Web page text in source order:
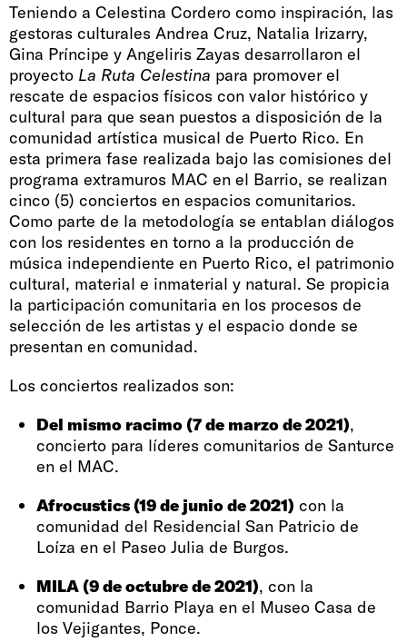
Teniendo a Celestina Cordero como inspiración, las
gestoras culturales Andrea Cruz, Natalia Irizarry,
Gina Príncipe y Angeliris Zayas desarrollaron el
proyecto La Ruta Celestina para promover el
rescate de espacios físicos con valor histórico y
cultural para que sean puestos a disposición de la
comunidad artística musical de Puerto Rico. En
esta primera fase realizada bajo las comisiones del
programa extramuros MAC en el Barrio, se realizan
cinco (5) conciertos en espacios comunitarios.
Como parte de la metodología se entablan diálogos
con los residentes en torno a la producción de
música independiente en Puerto Rico, el patrimonio
cultural, material e inmaterial y natural. Se propicia
la participación comunitaria en los procesos de
selección de les artistas y el espacio donde se
presentan en comunidad.
Los conciertos realizados son:
Del mismo racimo (7 de marzo de 2021),
concierto para líderes comunitarios de Santurce
en el MAC.
Afrocustics (19 de junio de 2021) con la
comunidad del Residencial San Patricio de
Loíza en el Paseo Julia de Burgos.
MILA (9 de octubre de 2021), con la
comunidad Barrio Playa en el Museo Casa de
los Vejigantes, Ponce.